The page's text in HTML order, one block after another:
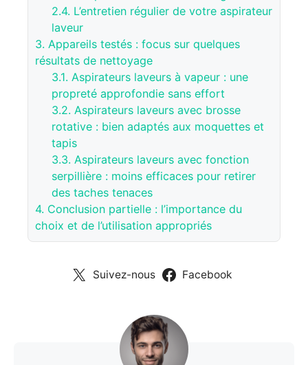
2.4. L’entretien régulier de votre aspirateur
laveur
3. Appareils testés : focus sur quelques
résultats de nettoyage
3.1. Aspirateurs laveurs à vapeur : une
propreté approfondie sans effort
3.2. Aspirateurs laveurs avec brosse
rotative : bien adaptés aux moquettes et
tapis
3.3. Aspirateurs laveurs avec fonction
serpillière : moins efficaces pour retirer
des taches tenaces
4. Conclusion partielle : l’importance du
choix et de l’utilisation appropriés
Suivez-nous Facebook